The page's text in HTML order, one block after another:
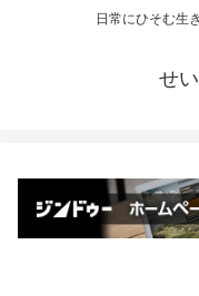
日常にひそむ生
せ